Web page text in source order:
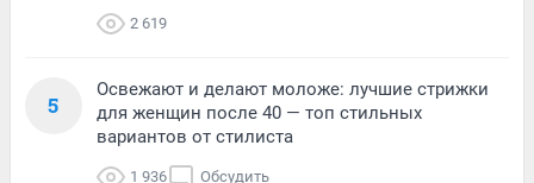
2 619
5
Освежают и делают моложе: лучшие стрижки
для женщин после 40 — топ стильных
вариантов от стилиста
1 936 Обсудить